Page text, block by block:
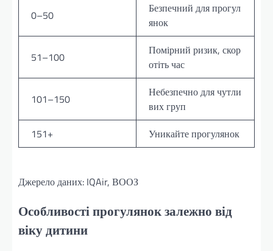
0–50
Безпечний для прогул
янок
51–100
Помірний ризик, скор
отіть час
101–150
Небезпечно для чутли
вих груп
151+
Уникайте прогулянок
Джерело даних: IQAir, ВООЗ
Особливості прогулянок залежно від
віку дитини